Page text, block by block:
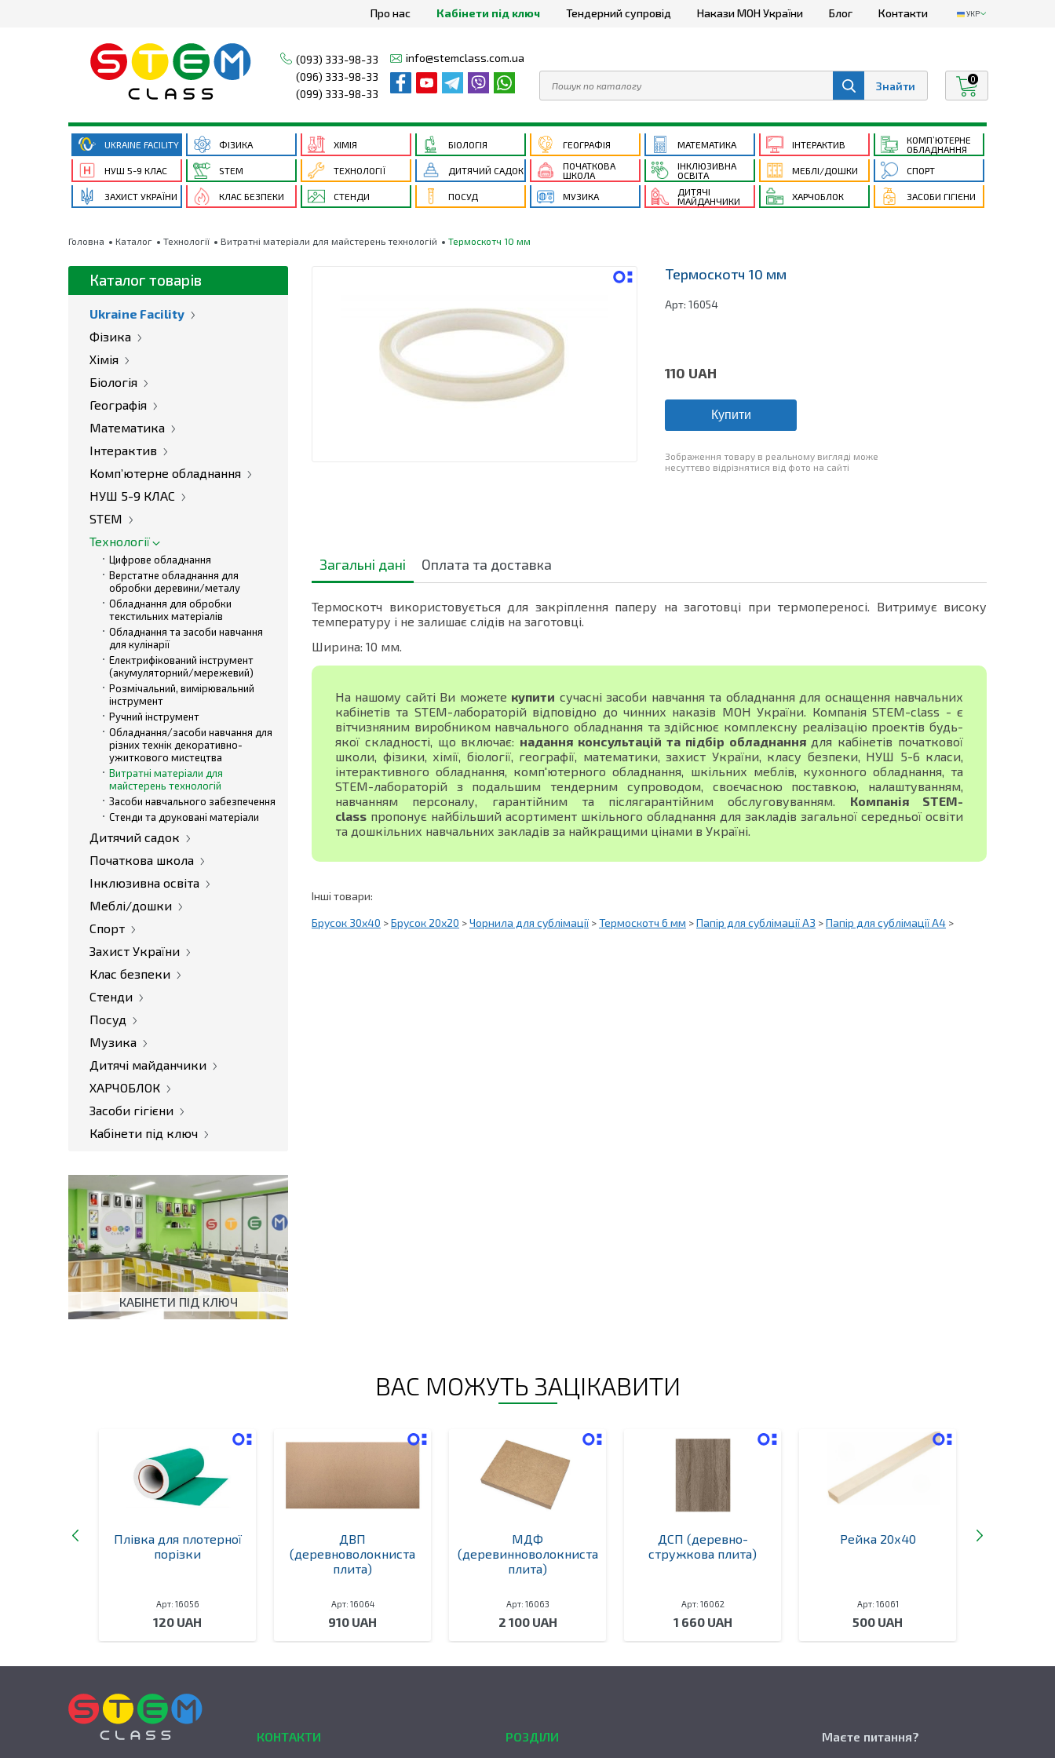
Про нас Кабінети під ключ Тендерний супровід Накази МОН України Блог Контакти УКР
(093) 333-98-33
(096) 333-98-33
(099) 333-98-33
info@stemclass.com.ua
0
UKRAINE FACILITY ФІЗИКА ХІМІЯ БІОЛОГІЯ ГЕОГРАФІЯ МАТЕМАТИКА ІНТЕРАКТИВ
КОМП’ЮТЕРНЕ
ОБЛАДНАННЯ
НУШ 5-9 КЛАС
STEM ТЕХНОЛОГІЇ ДИТЯЧИЙ САДОК
ПОЧАТКОВА
ШКОЛА
ІНКЛЮЗИВНА
ОСВІТА
МЕБЛІ/ДОШКИ СПОРТ
ЗАХИСТ УКРАЇНИ КЛАС БЕЗПЕКИ СТЕНДИ ПОСУД МУЗИКА
ДИТЯЧІ
МАЙДАНЧИКИ
ХАРЧОБЛОК ЗАСОБИ ГІГІЄНИ
Головна Каталог Технології Витратні матеріали для майстерень технологій Термоскотч 10 мм
Каталог товарів
Ukraine Facility
Фізика
Хімія
Біологія
Географія
Математика
Інтерактив
Комп’ютерне обладнання
НУШ 5-9 КЛАС
STEM
Технології
Цифрове обладнання
Верстатне обладнання для
обробки деревини/металу
Обладнання для обробки
текстильних матеріалів
Обладнання та засоби навчання
для кулінарії
Електрифікований інструмент
(акумуляторний/мережевий)
Розмічальний, вимірювальний
інструмент
Ручний інструмент
Обладнання/засоби навчання для
різних технік декоративно-
ужиткового мистецтва
Витратні матеріали для
майстерень технологій
Засоби навчального забезпечення
Стенди та друковані матеріали
Дитячий садок
Початкова школа
Інклюзивна освіта
Меблі/дошки
Спорт
Захист України
Клас безпеки
Стенди
Посуд
Музика
Дитячі майданчики
ХАРЧОБЛОК
Засоби гігієни
Кабінети під ключ
КАБІНЕТИ ПІД КЛЮЧ
Термоскотч 10 мм
Арт: 16054
110 UAH
Купити
Зображення товару в реальному вигляді може
несуттєво відрізнятися від фото на сайті
Загальні дані Оплата та доставка
Термоскотч використовується для закріплення паперу на заготовці при термопереносі. Витримує високу
температуру і не залишає слідів на заготовці.
Ширина: 10 мм.
На нашому сайті Ви можете купити сучасні засоби навчання та обладнання для оснащення навчальних
кабінетів та STEM-лабораторій відповідно до чинних наказів МОН України. Компанія STEM-class - є
вітчизняним виробником навчального обладнання та здійснює комплексну реалізацію проектів будь-
якої складності, що включає: надання консультацій та підбір обладнаннядля кабінетів початкової
школи, фізики, хімії, біології, географії, математики, захист України, класу безпеки, НУШ 5-6 класи,
інтерактивного обладнання, комп'ютерного обладнання, шкільних меблів, кухонного обладнання, та
STEM-лабораторій з подальшим тендерним супроводом, своєчасною поставкою, налаштуванням,
навчанням персоналу, гарантійним та післягарантійним обслуговуванням. Компанія STEM-
class пропонує найбільший асортимент шкільного обладнання для закладів загальної середньої освіти
та дошкільних навчальних закладів за найкращими цінами в Україні.
Інші товари:
Брусок 30х40 >Брусок 20х20 >Чорнила для сублімації >Термоскотч 6 мм >Папір для сублімації А3 >Папір для сублімації А4 >
ВАС МОЖУТЬ ЗАЦІКАВИТИ
Плівка для плотерної
порізки
Арт: 16056
120 UAH
ДВП
(деревноволокниста
плита)
Арт: 16064
910 UAH
МДФ
(деревинноволокниста
плита)
Арт: 16063
2 100 UAH
ДСП (деревно-
стружкова плита)
Арт: 16062
1 660 UAH
Рейка 20х40
Арт: 16061
500 UAH
КОНТАКТИ РОЗДІЛИ Маєте питання?